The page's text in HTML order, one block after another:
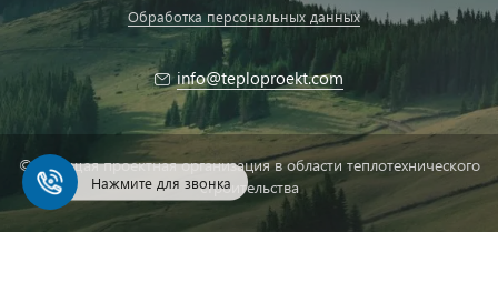
Обработка персональных данных
info@teploproekt.com
© Ведущая проектная организация в области теплотехнического
строительства
Нажмите для звонка
Быстро с 1С-Битрикс